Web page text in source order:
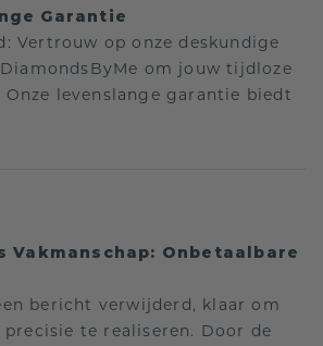
Garantie
Vertrouw op onze deskundige
om jouw tijdloze
levenslange garantie biedt
Vakmanschap: Onbetaalbare
bericht verwijderd, klaar om
te realiseren. Door de